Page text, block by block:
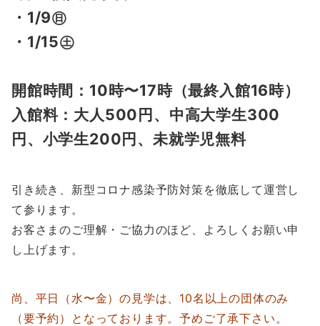
・ 1/9㊐
・1/15㊏
開館時間：10時〜17時（最終入館16時）
入館料：大人500円、中高大学生300
円、小学生200円、未就学児無料
引き続き、新型コロナ感染予防対策を徹底して運営し
て参ります。
お客さまのご理解・ご協力のほど、よろしくお願い申
し上げます。
尚、平日（水〜金）の見学は、10名以上の団体のみ
（要予約）となっております。予めご了承下さい。